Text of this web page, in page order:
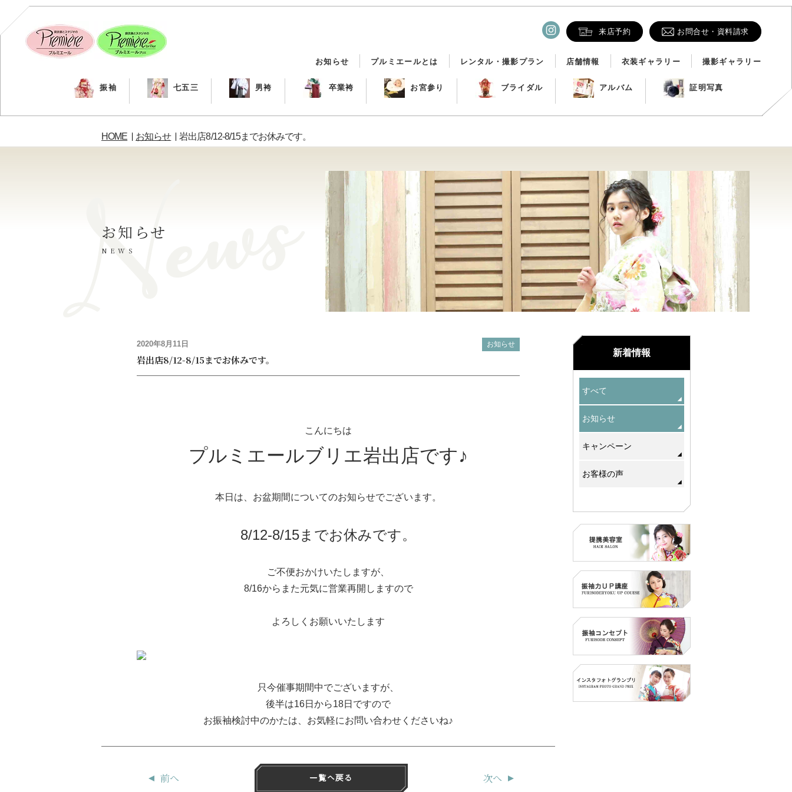
来店予約 お問合せ・資料請求
お知らせ プルミエールとは レンタル・撮影プラン 店舗情報 衣装ギャラリー 撮影ギャラリー
振袖 七五三 男袴 卒業袴 お宮参り ブライダル アルバム 証明写真
HOME お知らせ 岩出店8/12-8/15までお休みです。
お知らせ
NEWS
2020年8月11日 お知らせ
岩出店8/12-8/15までお休みです。
こんにちは
プルミエールブリエ岩出店です♪
本日は、お盆期間についてのお知らせでございます。
8/12-8/15までお休みです。
ご不便おかけいたしますが、
8/16からまた元気に営業再開しますので
よろしくお願いいたします
只今催事期間中でございますが、
後半は16日から18日ですので
お振袖検討中のかたは、お気軽にお問い合わせくださいね♪
前へ 次へ
新着情報
すべて
お知らせ
キャンペーン
お客様の声